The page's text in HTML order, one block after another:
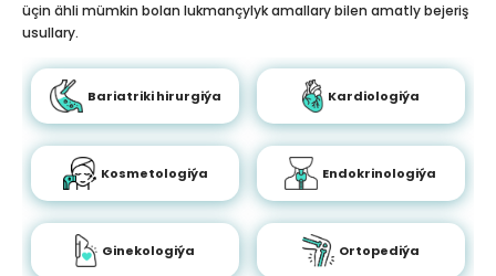
üçin ähli mümkin bolan lukmançylyk amallary bilen amatly bejeriş
usullary.
Bariatriki hirurgiýa Kardiologiýa
Kosmetologiýa Endokrinologiýa
Ginekologiýa Ortopediýa